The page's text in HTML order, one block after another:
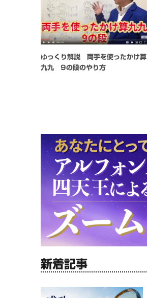
ゆっくり解説 両手を使ったかけ算
九九 9の段のやり方
新着記事